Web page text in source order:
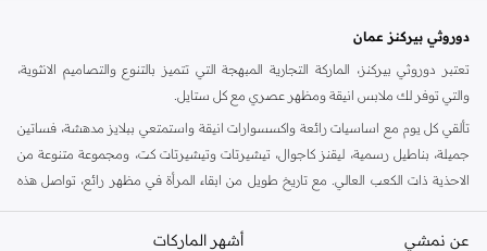
دوروثي بيركنز عمان
تعتبر دوروثي بيركنز، الماركة التجارية المبهجة التي تتميز بالتنوع والتصاميم الانثوية،
والتي توفر لك ملابس انيقة ومظهر عصري مع كل ستايل.
تألقي كل يوم مع اساسيات رائعة واكسسوارات انيقة واستمتعي ببلايز مدهشة، فساتين
جميلة، بناطيل رسمية، ليقنز كاجوال، تيشيرتات وتيشيرتات كت، ومجموعة متنوعة من
الاحذية ذات الكعب العالي. مع تاريخ طويل من ابقاء المرأة في مظهر رائع، تواصل هذه
كنت تقومين بتجديد خزانة ملابسك الملائمة للعمل، البحث عن فستان مثالي للحفلات او
عن نمشي أشهر الماركات